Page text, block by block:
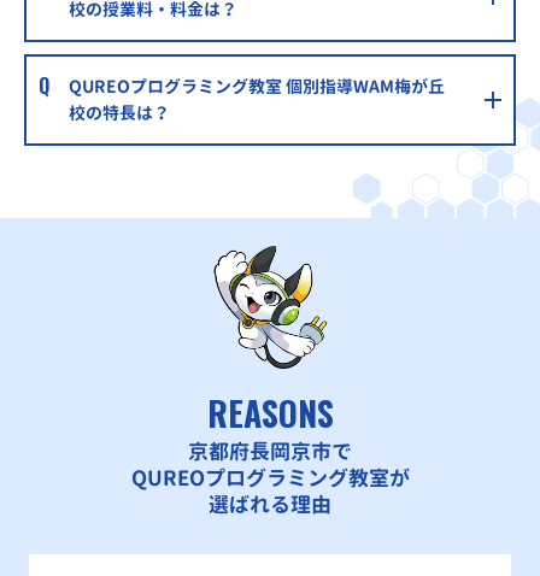
校の授業料・料金は？
QUREOプログラミング教室 個別指導WAM梅が丘
校の特長は？
REASONS
京都府長岡京市で
QUREOプログラミング教室が
選ばれる理由